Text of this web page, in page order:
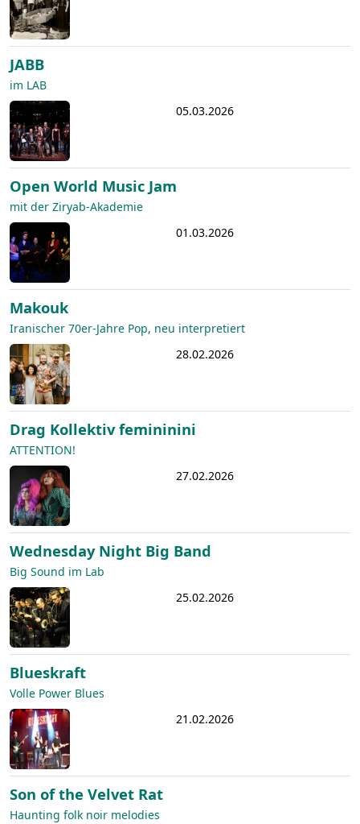
JABB
im LAB
05.03.2026
Open World Music Jam
mit der Ziryab-Akademie
01.03.2026
Makouk
Iranischer 70er-Jahre Pop, neu interpretiert
28.02.2026
Drag Kollektiv femininini
ATTENTION!
27.02.2026
Wednesday Night Big Band
Big Sound im Lab
25.02.2026
Blueskraft
Volle Power Blues
21.02.2026
Son of the Velvet Rat
Haunting folk noir melodies